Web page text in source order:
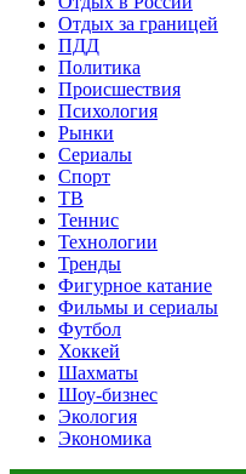
Отдых за границей
ПДД
Политика
Происшествия
Психология
Рынки
Сериалы
Спорт
ТВ
Теннис
Технологии
Тренды
Фигурное катание
Фильмы и сериалы
Футбол
Хоккей
Шахматы
Шоу-бизнес
Экология
Экономика